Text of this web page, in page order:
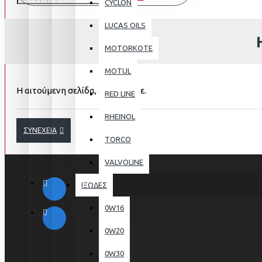
CYCLON
LUCAS OILS
MOTORKOTE
MOTUL
RED LINE
RHEINOL
TORCO
VALVOLINE
ΙΞΩΔΕΣ
0W16
0W20
0W30
Η αιτούμενη σελίδα, δε βρέθηκε.
ΣΥΝΈΧΕΙΑ